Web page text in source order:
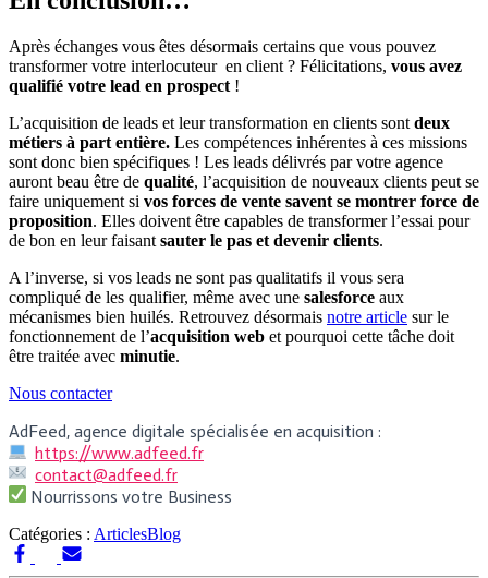
Après échanges vous êtes désormais certains que vous pouvez
transformer votre interlocuteur en client ? Félicitations, vous avez
qualifié votre lead en prospect !
L’acquisition de leads et leur transformation en clients sont deux
métiers à part entière. Les compétences inhérentes à ces missions
sont donc bien spécifiques ! Les leads délivrés par votre agence
auront beau être de qualité, l’acquisition de nouveaux clients peut se
faire uniquement si vos forces de vente savent se montrer force de
proposition. Elles doivent être capables de transformer l’essai pour
de bon en leur faisant sauter le pas et devenir clients.
A l’inverse, si vos leads ne sont pas qualitatifs il vous sera
compliqué de les qualifier, même avec une salesforce aux
mécanismes bien huilés. Retrouvez désormais notre article sur le
fonctionnement de l’acquisition web et pourquoi cette tâche doit
être traitée avec minutie.
Nous contacter
AdFeed, agence digitale spécialisée en acquisition :
https://www.adfeed.fr
contact@adfeed.fr
Nourrissons votre Business
Catégories : ArticlesBlog